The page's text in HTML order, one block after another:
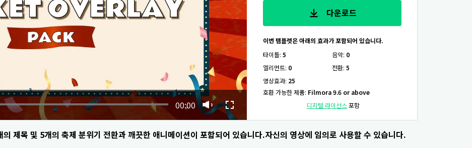
00:00
다운로드
이번 템플렛은 아래의 효과가 포함되어 있습니다.
타이틀: 5 음악: 0
엘리먼트: 0 전환:5
영상효과: 25
호환 가능한 제품: Filmora 9.6 or above
디지털 라이선스 포함
제목 및 5개의 축제 분위기 전환과 깨끗한 애니메이션이 포함되어 있습니다.자신의 영상에 임의로 사용할 수 있습니다.